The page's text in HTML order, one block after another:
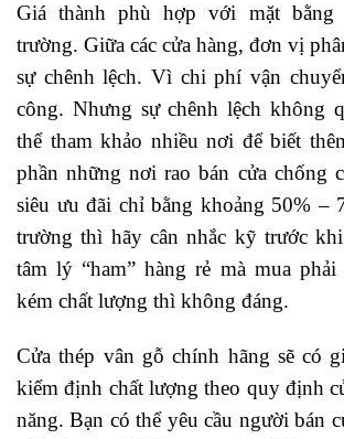
Giá thành phù hợp với mặt bằng
trường. Giữa các cửa hàng, đơn vị
sự chênh lệch. Vì chi phí vận
công. Nhưng sự chênh lệch không
thể tham khảo nhiều nơi để biết
phần những nơi rao bán cửa chống
siêu ưu đãi chỉ bằng khoảng 50% –
trường thì hãy cân nhắc kỹ trước
tâm lý “ham” hàng rẻ mà mua phải
kém chất lượng thì không đáng.
Cửa thép vân gỗ chính hãng sẽ có
kiểm định chất lượng theo quy định
năng. Bạn có thể yêu cầu người bán